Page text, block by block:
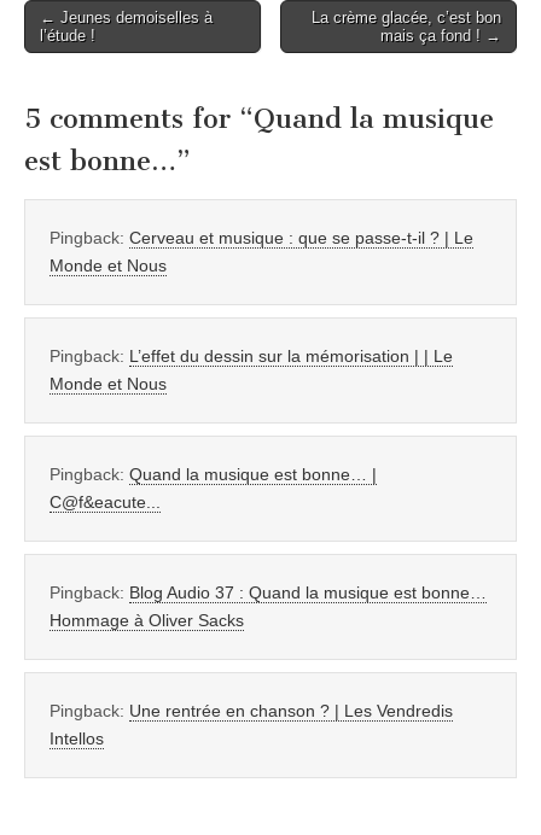
Post
navigation
← Jeunes demoiselles à
l’étude !
La crème glacée, c’est bon
mais ça fond ! →
5 comments for “Quand la musique
est bonne…”
Pingback: Cerveau et musique : que se passe-t-il ? | Le
Monde et Nous
Pingback: L’effet du dessin sur la mémorisation | | Le
Monde et Nous
Pingback: Quand la musique est bonne… |
C@f&eacute...
Pingback: Blog Audio 37 : Quand la musique est bonne…
Hommage à Oliver Sacks
Pingback: Une rentrée en chanson ? | Les Vendredis
Intellos